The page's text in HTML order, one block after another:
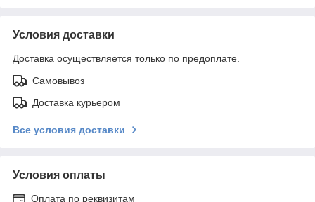
Условия доставки
Доставка осуществляется только по предоплате.
Самовывоз
Доставка курьером
Все условия доставки
Условия оплаты
Оплата по реквизитам